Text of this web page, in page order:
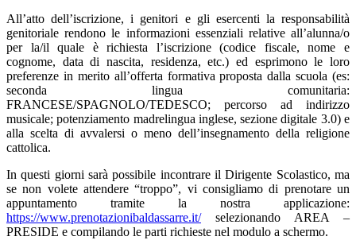
All’atto dell’iscrizione, i genitori e gli esercenti la responsabilità
genitoriale rendono le informazioni essenziali relative all’alunna/o
per la/il quale è richiesta l’iscrizione (codice fiscale, nome e
cognome, data di nascita, residenza, etc.) ed esprimono le loro
preferenze in merito all’offerta formativa proposta dalla scuola (es:
seconda lingua comunitaria:
FRANCESE/SPAGNOLO/TEDESCO; percorso ad indirizzo
musicale; potenziamento madrelingua inglese, sezione digitale 3.0) e
alla scelta di avvalersi o meno dell’insegnamento della religione
cattolica.
In questi giorni sarà possibile incontrare il Dirigente Scolastico, ma
se non volete attendere “troppo”, vi consigliamo di prenotare un
appuntamento tramite la nostra applicazione:
https://www.prenotazionibaldassarre.it/selezionando AREA –
PRESIDE e compilando le parti richieste nel modulo a schermo.